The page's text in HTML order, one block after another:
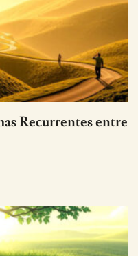
Recurrentes entre